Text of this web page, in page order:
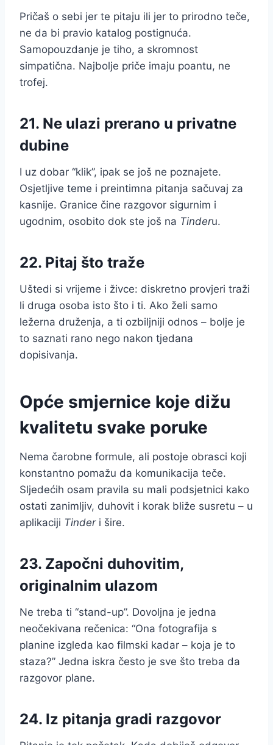
Pričaš o sebi jer te pitaju ili jer to prirodno teče,
ne da bi pravio katalog postignuća.
Samopouzdanje je tiho, a skromnost
simpatična. Najbolje priče imaju poantu, ne
trofej.
21. Ne ulazi prerano u privatne
dubine
I uz dobar “klik”, ipak se još ne poznajete.
Osjetljive teme i preintimna pitanja sačuvaj za
kasnije. Granice čine razgovor sigurnim i
ugodnim, osobito dok ste još na Tinderu.
22. Pitaj što traže
Uštedi si vrijeme i živce: diskretno provjeri traži
li druga osoba isto što i ti. Ako želi samo
ležerna druženja, a ti ozbiljniji odnos – bolje je
to saznati rano nego nakon tjedana
dopisivanja.
Opće smjernice koje dižu
kvalitetu svake poruke
Nema čarobne formule, ali postoje obrasci koji
konstantno pomažu da komunikacija teče.
Sljedećih osam pravila su mali podsjetnici kako
ostati zanimljiv, duhovit i korak bliže susretu – u
aplikaciji Tinderi šire.
23. Započni duhovitim,
originalnim ulazom
Ne treba ti “stand-up”. Dovoljna je jedna
neočekivana rečenica: “Ona fotografija s
planine izgleda kao filmski kadar – koja je to
staza?” Jedna iskra često je sve što treba da
razgovor plane.
24. Iz pitanja gradi razgovor